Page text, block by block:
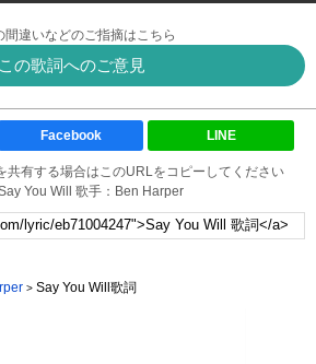
間違いなどのご指摘はこちら
この歌詞へのご意見
Facebook LINE
共有する場合はこのURLをコピーしてください
You Will 歌手：Ben Harper
Say You Will歌詞